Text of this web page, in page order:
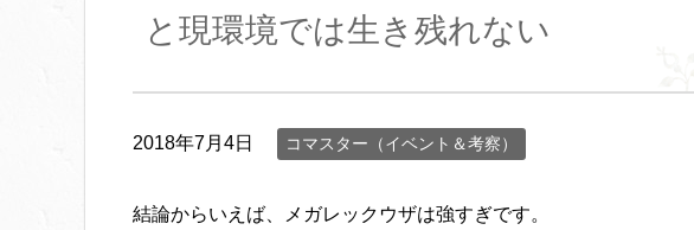
と現環境では生き残れない
2018年7月4日 コマスター（イベント＆考察）
結論からいえば、メガレックウザは強すぎです。